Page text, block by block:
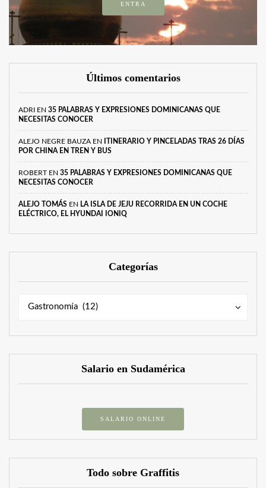
ENTRA
Últimos comentarios
ADRI EN 35 PALABRAS Y EXPRESIONES DOMINICANAS QUE
NECESITAS CONOCER
ALEJO NEGRE BAUZA EN
ITINERARIO Y PINCELADAS TRAS 26 DÍAS
POR CHINA EN TREN Y BUS
ROBERT EN 35 PALABRAS Y EXPRESIONES DOMINICANAS QUE
NECESITAS CONOCER
ALEJO TOMÁS EN LA ISLA DE JEJU RECORRIDA EN UN COCHE
ELÉCTRICO, EL HYUNDAI IONIQ
Categorías
Categorías
Gastronomía (12)
Categorías
Salario en Sudamérica
SALARIO ONLINE
Todo sobre Graffitis